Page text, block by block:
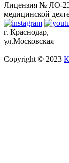
Лицензия № ЛО-
медицинской
г. Краснодар,
ул.Московская
Copyright © 2023